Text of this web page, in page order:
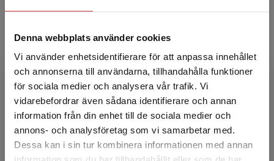
Denna webbplats använder cookies
Vi använder enhetsidentifierare för att anpassa innehållet
och annonserna till användarna, tillhandahålla funktioner
för sociala medier och analysera vår trafik. Vi
vidarebefordrar även sådana identifierare och annan
information från din enhet till de sociala medier och
annons- och analysföretag som vi samarbetar med.
Dessa kan i sin tur kombinera informationen med annan
Begränsad fraktregion
Klara färdiga läs Övningsbok B
Bouvin, L - Östergren, G
184 krinkl. moms
Exkl. moms: 174 kr